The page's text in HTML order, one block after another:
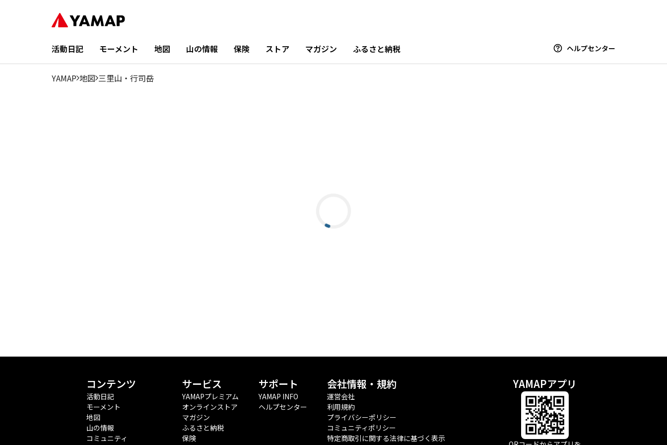
活動日記 モーメント 地図 山の情報 保険 ストア マガジン ふるさと納税 ヘルプセンター
YAMAP 地図 三里山・行司岳
コンテンツ
活動日記
モーメント
地図
山の情報
コミュニティ
サービス
YAMAPプレミアム
オンラインストア
マガジン
ふるさと納税
保険
サポート
YAMAP INFO
ヘルプセンター
会社情報・規約
運営会社
利用規約
プライバシーポリシー
コミュニティポリシー
特定商取引に関する法律に基づく表示
YAMAPアプリ